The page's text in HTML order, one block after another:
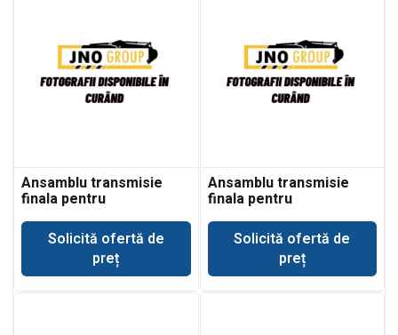
Ansamblu transmisie
finala pentru
580SMSolicită ofertă de
preț
Ansamblu transmisie
finala pentru
580SRSolicită ofertă de
preț